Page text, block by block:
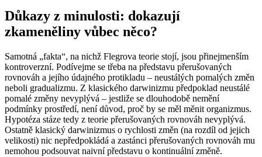
Důkazy z minulosti: dokazují
zkameněliny vůbec něco?
Samotná „fakta“, na nichž Flegrova teorie stojí, jsou přinejmenším
kontroverzní. Podívejme se třeba na představu přerušovaných
rovnováh a jejího údajného protikladu – neustálých pomalých změn
neboli gradualizmu. Z klasického darwinizmu předpoklad neustálé
pomalé změny nevyplývá – jestliže se dlouhodobě nemění
podmínky prostředí, není důvod, proč by se měl měnit organizmus.
Hypotéza stáze tedy z teorie přerušovaných rovnováh nevyplývá.
Ostatně klasický darwinizmus o rychlosti změn (na rozdíl od jejich
velikosti) nic nepředpokládá a zastánci přerušovaných rovnováh mu
nemohou podsouvat naivní představu o kontinuální změně.